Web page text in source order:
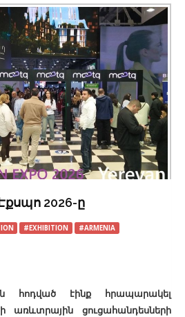
2026-ը
#EXHIBITION #ARMENIA
հոդված էինք հրապարակել
առևտրային ցուցահանդեսների